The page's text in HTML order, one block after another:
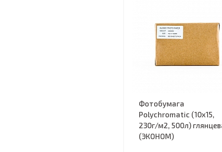
Фотобумага
Polychromatic (10x15,
230г/м2, 500л)
(ЭКОНОМ)